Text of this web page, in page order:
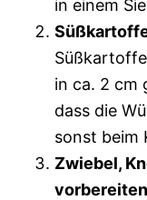
in einem
in ca. 2 cm
dass die
sonst beim
Zwiebel,